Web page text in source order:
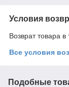
Условия
Возврат товара
Все условия
Подобные